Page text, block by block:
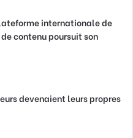
internationale de
contenu poursuit son
devenaient leurs propres